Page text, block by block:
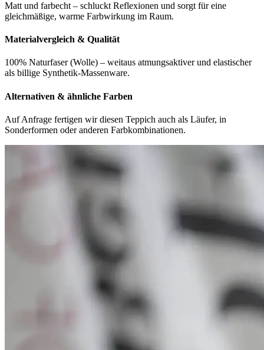
Matt und farbecht – schluckt Reflexionen und sorgt für eine
gleichmäßige, warme Farbwirkung im Raum.
Materialvergleich & Qualität
100% Naturfaser (Wolle) – weitaus atmungsaktiver und elastischer
als billige Synthetik-Massenware.
Alternativen & ähnliche Farben
Auf Anfrage fertigen wir diesen Teppich auch als Läufer, in
Sonderformen oder anderen Farbkombinationen.